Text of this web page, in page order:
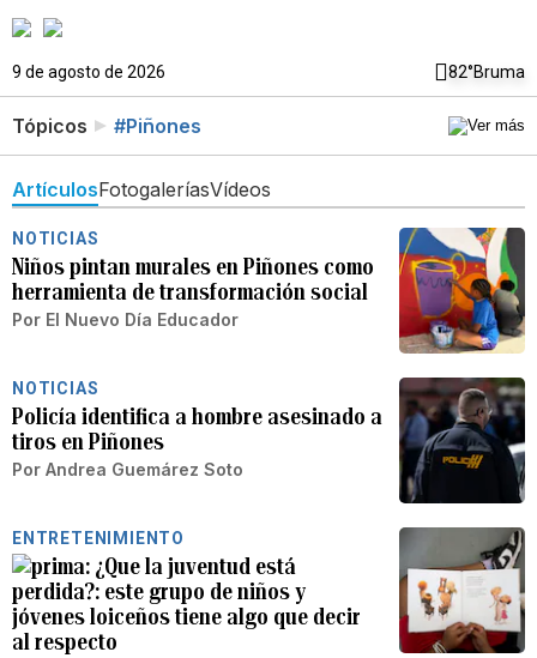
9 de agosto de 2026 82°Bruma
Tópicos #Piñones
ArtículosFotogaleríasVídeos
NOTICIAS
Niños pintan murales en Piñones como
herramienta de transformación social
Por El Nuevo Día Educador
NOTICIAS
Policía identifica a hombre asesinado a
tiros en Piñones
Por Andrea Guemárez Soto
ENTRETENIMIENTO
¿Que la juventud está
perdida?: este grupo de niños y
jóvenes loiceños tiene algo que decir
al respecto